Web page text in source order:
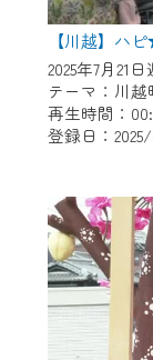
2025年7月21
テーマ：川
再生時間：
登録日：
＜メンテ
ンテナン
作業の間
テナンス
ん。
ご不便を
よろしく